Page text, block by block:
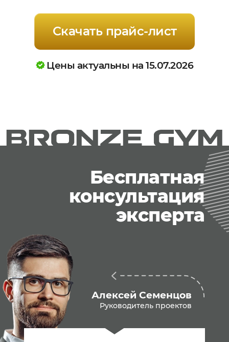
Скачать прайс-лист
Цены актуальны на 15.07.2026
Бесплатная
консультация
эксперта
Алексей Семенцов
Руководитель проектов